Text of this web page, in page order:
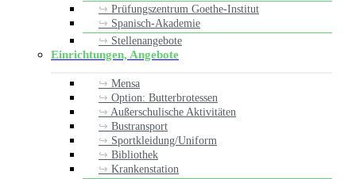
Prüfungszentrum Goethe-Institut
Spanisch-Akademie
Stellenangebote
Einrichtungen, Angebote
Mensa
Option: Butterbrotessen
Außerschulische Aktivitäten
Bustransport
Sportkleidung/Uniform
Bibliothek
Krankenstation